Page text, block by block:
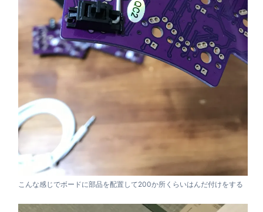
こんな感じでボードに部品を配置して200か所くらいはんだ付けをする